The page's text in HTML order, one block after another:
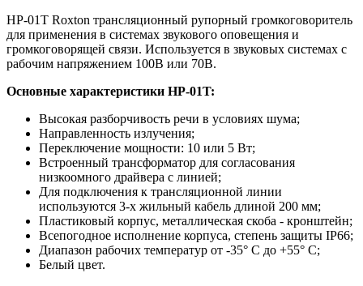
HP-01T Roxton трансляционный рупорный громкоговоритель
для применения в системах звукового оповещения и
громкоговорящей связи. Используется в звуковых системах с
рабочим напряжением 100В или 70В.
Основные характеристики HP-01T:
Высокая разборчивость речи в условиях шума;
Направленность излучения;
Переключение мощности: 10 или 5 Вт;
Встроенный трансформатор для согласования
низкоомного драйвера с линией;
Для подключения к трансляционной линии
используются 3-х жильный кабель длиной 200 мм;
Пластиковый корпус, металлическая скоба - кронштейн;
Всепогодное исполнение корпуса, степень защиты IP66;
Диапазон рабочих температур от -35° С до +55° С;
Белый цвет.